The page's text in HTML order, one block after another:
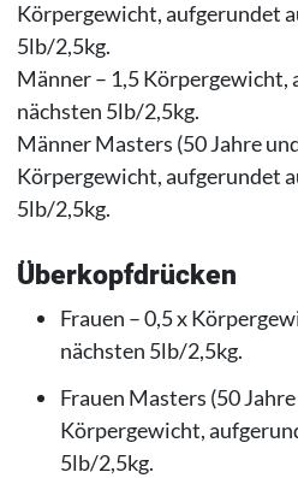
Körpergewicht, aufgerundet
5lb/2,5kg.
Männer – 1,5 Körpergewicht,
nächsten 5lb/2,5kg.
Männer Masters (50 Jahre
Körpergewicht, aufgerundet
5lb/2,5kg.
Überkopfdrücken
Frauen – 0,5 x
nächsten 5lb/2,5kg.
Frauen Masters (50
Körpergewicht,
5lb/2,5kg.